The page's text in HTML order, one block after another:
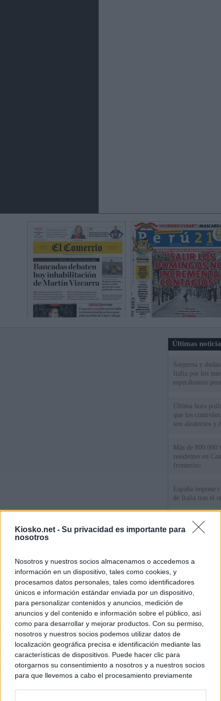
Kiosko.net - Su privacidad es importante para
nosotros
Nosotros y nuestros socios almacenamos o accedemos a
información en un dispositivo, tales como cookies, y
procesamos datos personales, tales como identificadores
únicos e información estándar enviada por un dispositivo,
para personalizar contenidos y anuncios, medición de
anuncios y del contenido e información sobre el público, así
como para desarrollar y mejorar productos. Con su permiso,
nosotros y nuestros socios podemos utilizar datos de
localización geográfica precisa e identificación mediante las
características de dispositivos. Puede hacer clic para
otorgarnos su consentimiento a nosotros y a nuestros socios
para que llevemos a cabo el procesamiento previamente
Últimas
Sorpresa y
Italia por los
esperábamos
Última hora
que los
son aleatorios y
Más de 800.000
residentes en
fronterizo
España impone
de Italia tras el
Qué hay detrás
España por la
personas se
algo"
© Kiosko.net Aviso Legal Privacidad y Cookies